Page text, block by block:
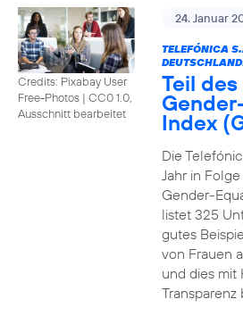
Credits: Pixabay User
Free-Photos | CC0 1.0,
Ausschnitt bearbeitet
24. Januar
TELEFÓNICA
Teil
Index
Die
Jahr in
Gender-
listet 325
gutes
von Frauen
und dies mit
Transparenz